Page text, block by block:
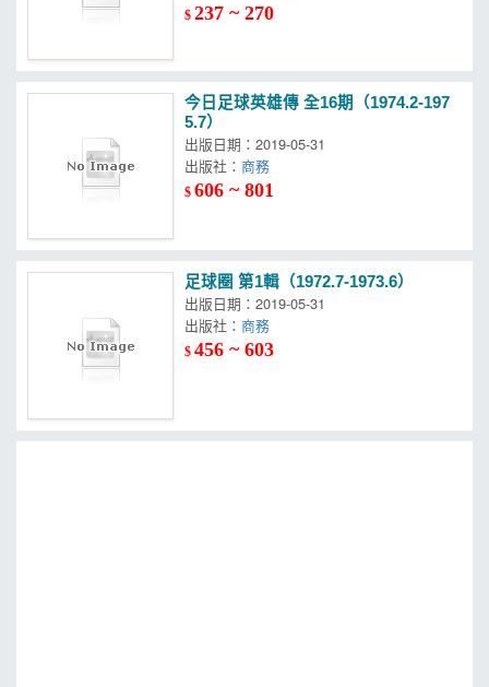
$237 ~ 270
今日足球英雄傳 全16期（1974.2-197
5.7）
出版日期：2019-05-31
出版社：
$606 ~ 801
足球圈 第1輯（1972.7-1973.6）
出版日期：2019-05-31
出版社：
$456 ~ 603